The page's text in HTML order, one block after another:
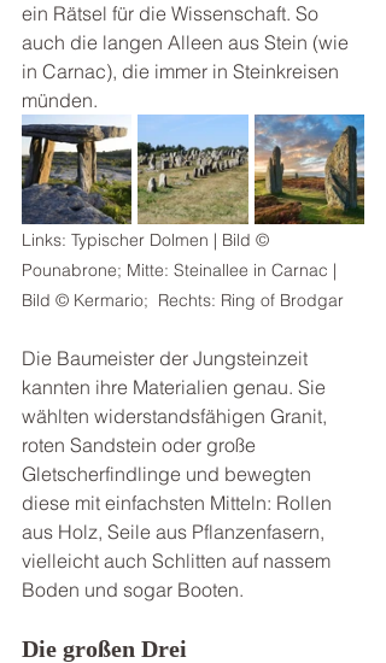
ein Rätsel für die Wissenschaft. So
auch die langen Alleen aus Stein (wie
in Carnac), die immer in Steinkreisen
münden.
Links: Typischer Dolmen | Bild ©
Pounabrone; Mitte: Steinallee in Carnac |
Bild © Kermario;  Rechts: Ring of Brodgar
Die Baumeister der Jungsteinzeit
kannten ihre Materialien genau. Sie
wählten widerstandsfähigen Granit,
roten Sandstein oder große
Gletscherfindlinge und bewegten
diese mit einfachsten Mitteln: Rollen
aus Holz, Seile aus Pflanzenfasern,
vielleicht auch Schlitten auf nassem
Boden und sogar Booten.
Die großen Drei